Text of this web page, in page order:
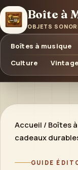
Boîte à
OBJETS
Boîtes à musique
Culture
Vintage
Accueil / Boîtes
cadeaux
GUIDE